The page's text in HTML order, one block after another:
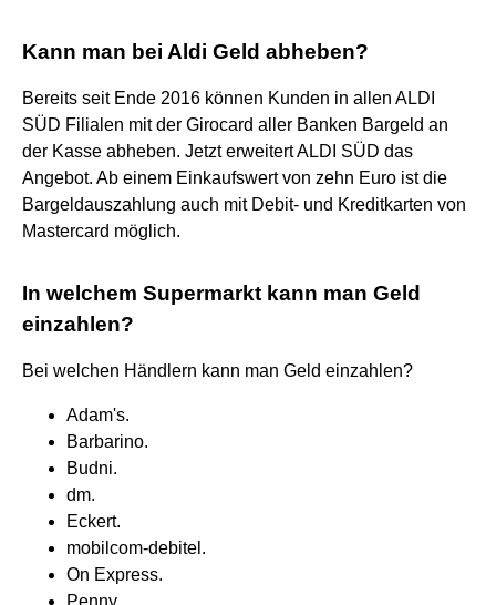
Kann man bei Aldi Geld abheben?
Bereits seit Ende 2016 können Kunden in allen ALDI
SÜD Filialen mit der Girocard aller Banken Bargeld an
der Kasse abheben. Jetzt erweitert ALDI SÜD das
Angebot. Ab einem Einkaufswert von zehn Euro ist die
Bargeldauszahlung auch mit Debit- und Kreditkarten von
Mastercard möglich.
In welchem Supermarkt kann man Geld
einzahlen?
Bei welchen Händlern kann man Geld einzahlen?
Adam's.
Barbarino.
Budni.
dm.
Eckert.
mobilcom-debitel.
On Express.
Penny.